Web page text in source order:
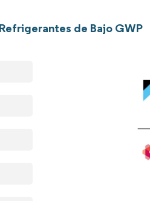
de Bajo GWP